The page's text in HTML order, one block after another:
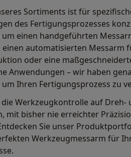
Sortiments ist für
des Fertigungsprozesses
um einen handgeführten
einen automatisierten Messarm
oder eine
Anwendungen – wir haben
Ihren Fertigungsprozess zu
die Werkzeugkontrolle auf Dreh-
mit bisher nie erreichter
Sie unser
Werkzeugmessarm für